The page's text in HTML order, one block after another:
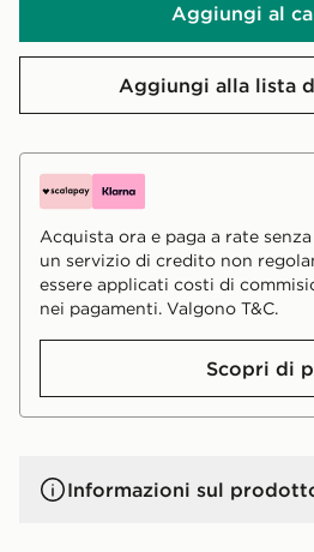
Aggiungi al
Aggiungi alla lista
Acquista ora e paga a rate
un servizio di credito non
essere applicati costi di
nei pagamenti. Valgono T&C.
Scopri di
Informazioni sul